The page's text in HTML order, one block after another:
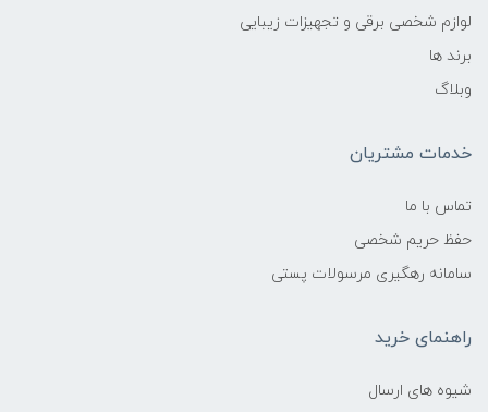
لوازم شخصی برقی و تجهیزات زیبایی
برند ها
وبلاگ
خدمات مشتریان
تماس با ما
حفظ حریم شخصی
سامانه رهگیری مرسولات پستی
راهنمای خرید
شیوه های ارسال